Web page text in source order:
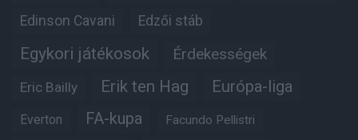
Edinson Cavani Edzői stáb
Egykori játékosok Érdekességek
Eric Bailly Erik ten Hag Európa-liga
Everton FA-kupa Facundo Pellistri